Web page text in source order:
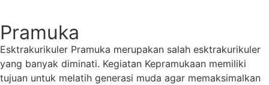
Pramuka
Esktrakurikuler Pramuka merupakan salah esktrakurikuler
yang banyak diminati. Kegiatan Kepramukaan memiliki
tujuan untuk melatih generasi muda agar memaksimalkan